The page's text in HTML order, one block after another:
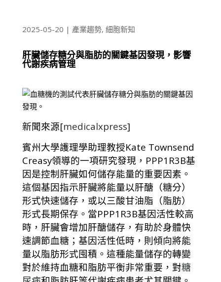
2025-05-20 | 產業趨勢, 細胞新知
肝臟儲存糖分與脂肪的關鍵基因發現，影響
代謝疾病管理
新聞來源[medicalxpress]
賓州大學護理學助理教授Kate Townsend
Creasy領導的一項研究發現，PPP1R3B基
因是控制肝臟如何儲存能量的重要因素。
這個基因指示肝臟將能量以肝醣（糖分）
形式快速儲存，或以三酸甘油脂（脂肪）
形式長期保存。當PPP1R3B基因活性較高
時，肝臟會增加肝醣儲存，有助於身體快
速調節血糖；基因活性低時，則傾向將能
量以脂肪形式囤積。這種能量儲存的轉變
對於維持血糖和脂肪平衡非常重要，對糖